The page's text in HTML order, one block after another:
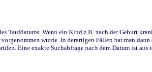
Wenn ein Kind z.B. nach der Geburt
wurde. In derartigen Fällen hat man
Eine exakte Suchabfrage nach dem Datum ist